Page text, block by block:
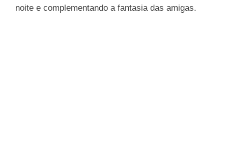
noite e complementando a fantasia das amigas.